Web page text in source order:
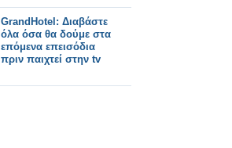
GrandHotel: Διαβάστε
όλα όσα θα δούμε στα
επόμενα επεισόδια
πριν παιχτεί στην tv